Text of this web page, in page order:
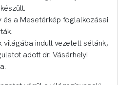
és a Mesetérkép foglalkozásai
világába indult vezetett sétánk,
adott dr. Vásárhelyi